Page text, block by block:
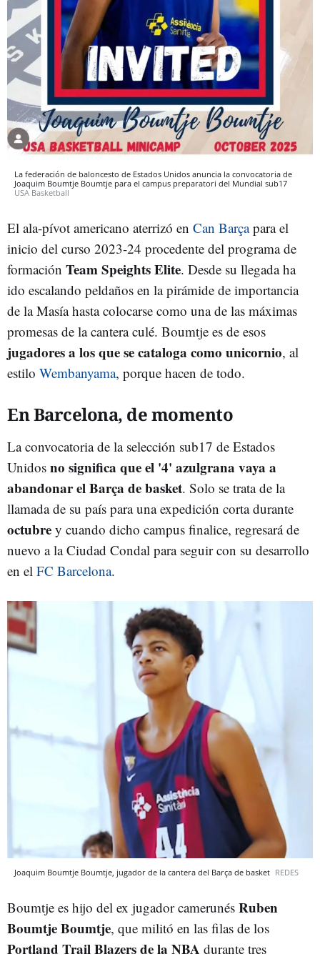
La federación de baloncesto de Estados Unidos anuncia la convocatoria de
Joaquim Boumtje Boumtje para el campus preparatori del Mundial sub17
USA Basketball
El ala-pívot americano aterrizó en Can Barçapara el
inicio del curso 2023-24 procedente del programa de
formación Team Speights Elite. Desde su llegada ha
ido escalando peldaños en la pirámide de importancia
de la Masía hasta colocarse como una de las máximas
promesas de la cantera culé. Boumtje es de esos
jugadores a los que se cataloga como unicornio, al
estilo Wembanyama, porque hacen de todo.
En Barcelona, de momento
La convocatoria de la selección sub17 de Estados
Unidos no significa que el '4' azulgrana vaya a
abandonar el Barça de basket. Solo se trata de la
llamada de su país para una expedición corta durante
octubre y cuando dicho campus finalice, regresará de
nuevo a la Ciudad Condal para seguir con su desarrollo
en el FC Barcelona.
Joaquim Boumtje Boumtje, jugador de la cantera del Barça de basket REDES
Boumtje es hijo del ex jugador camerunés Ruben
Boumtje Boumtje, que militó en las filas de los
Portland Trail Blazers de la NBA durante tres